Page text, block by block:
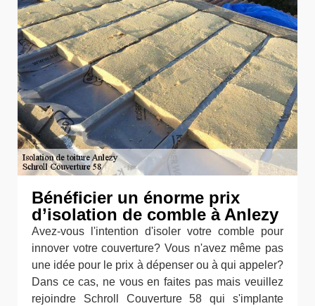
Bénéficier un énorme prix
d’isolation de comble à Anlezy
Avez-vous l'intention d'isoler votre comble pour
innover votre couverture? Vous n'avez même pas
une idée pour le prix à dépenser ou à qui appeler?
Dans ce cas, ne vous en faites pas mais veuillez
rejoindre Schroll Couverture 58 qui s'implante